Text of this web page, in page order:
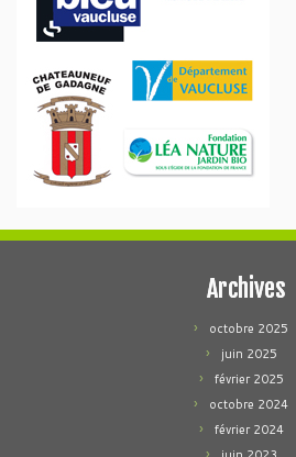
Archives
octobre 2025
juin 2025
février 2025
octobre 2024
février 2024